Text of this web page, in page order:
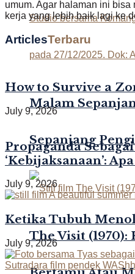
Malam
Sepanjang
The Visit
umum. Agar halaman ini
kerja yang lebih baik lagi ke
ArticlesTerbaru
How to Survive a
July 9, 2026
Propaganda
‘Kebijaksanaan’:
July 9, 2026
Ketika Tubuh
July 9, 2026